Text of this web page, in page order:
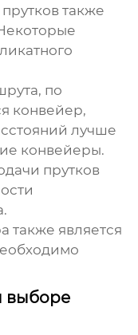
также
по
конвейер,
лучше
конвейеры.
прутков
также является
выборе